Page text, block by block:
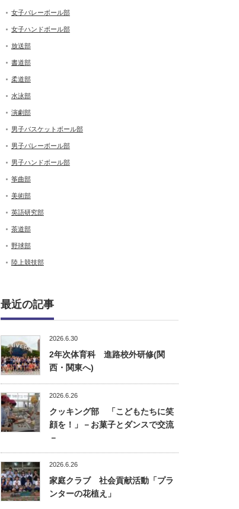
女子バレーボール部
女子ハンドボール部
放送部
書道部
柔道部
水泳部
演劇部
男子バスケットボール部
男子バレーボール部
男子ハンドボール部
筝曲部
美術部
英語研究部
茶道部
野球部
陸上競技部
最近の記事
2026.6.30
2年次体育科 進路校外研修(関
西・関東へ)
2026.6.26
クッキング部 「こどもたちに笑
顔を！」－お菓子とダンスで交流
－
2026.6.26
家庭クラブ 社会貢献活動「プラ
ンターの花植え」